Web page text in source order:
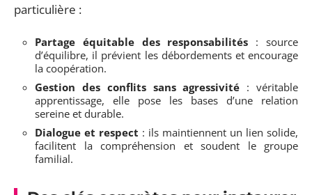
particulière :
Partage équitable des responsabilités : source
d’équilibre, il prévient les débordements et encourage
la coopération.
Gestion des conflits sans agressivité : véritable
apprentissage, elle pose les bases d’une relation
sereine et durable.
Dialogue et respect : ils maintiennent un lien solide,
facilitent la compréhension et soudent le groupe
familial.